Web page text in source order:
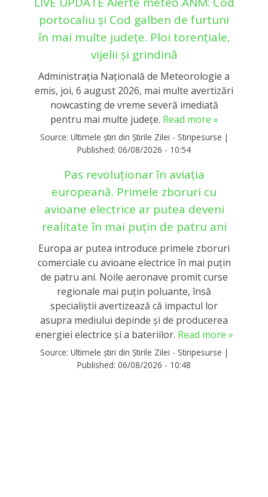
portocaliu și Cod galben de furtuni
în mai multe județe. Ploi torențiale,
vijelii și grindină
Administrația Națională de Meteorologie a
emis, joi, 6 august 2026, mai multe avertizări
nowcasting de vreme severă imediată
pentru mai multe județe. Read more »
Source: Ultimele știri din Știrile Zilei - Stiripesurse |
Published: 06/08/2026 - 10:54
Pas revoluționar în aviația
europeană. Primele zboruri cu
avioane electrice ar putea deveni
realitate în mai puțin de patru ani
Europa ar putea introduce primele zboruri
comerciale cu avioane electrice în mai puțin
de patru ani. Noile aeronave promit curse
regionale mai puțin poluante, însă
specialiștii avertizează că impactul lor
asupra mediului depinde și de producerea
energiei electrice și a bateriilor. Read more »
Source: Ultimele știri din Știrile Zilei - Stiripesurse |
Published: 06/08/2026 - 10:48